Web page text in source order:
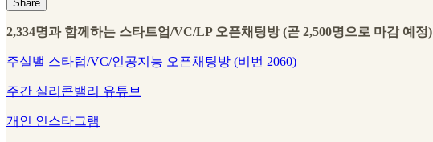
Share
2,334명과 함께하는 스타트업/VC/LP 오픈채팅방 (곧 2,500명으로 마감 예정)
주실밸 스타텁/VC/인공지능 오픈채팅방 (비번 2060)
주간 실리콘밸리 유튜브
개인 인스타그램